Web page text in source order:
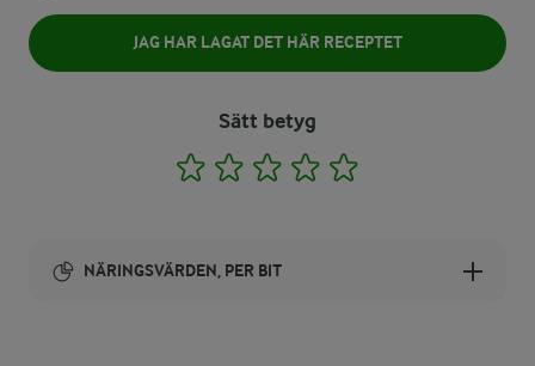
JAG HAR LAGAT DET HÄR RECEPTET
Sätt betyg
1 2 3 4
NÄRINGSVÄRDEN, PER BIT